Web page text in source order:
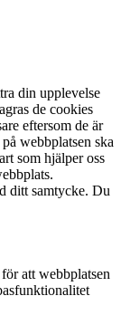
din upplevelse
de cookies
eftersom de är
webbplatsen ska
som hjälper oss
ditt samtycke. Du
att webbplatsen